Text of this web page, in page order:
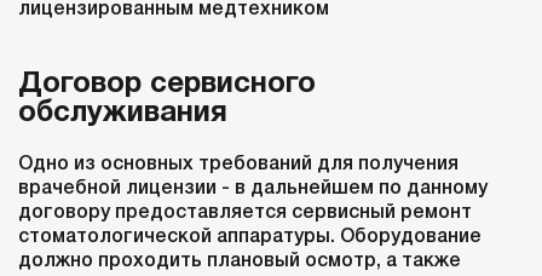
лицензированным медтехником
Договор сервисного
обслуживания
Одно из основных требований для получения
врачебной лицензии - в дальнейшем по данному
договору предоставляется сервисный ремонт
стоматологической аппаратуры. Оборудование
должно проходить плановый осмотр, а также